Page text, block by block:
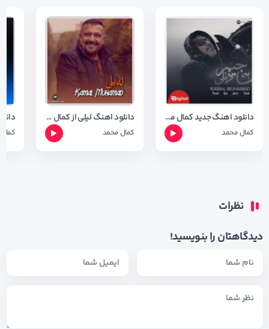
دانلود اهنگ جدید کمال محمد به نام توش بجیم دیلی + متن آهنگ
کمال محمد
دانلود اهنگ لیلی از کمال محمد + شعر اهنگ
کمال محمد
نظرات
دیدگاهتان را بنویسید!